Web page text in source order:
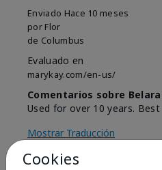
Enviado Hace 10 meses
por Flor
de Columbus
Evaluado en
marykay.com/en-us/
Comentarios sobre
Used for over 10 years. Best
Mostrar Traducción
Conclusión
Cookies